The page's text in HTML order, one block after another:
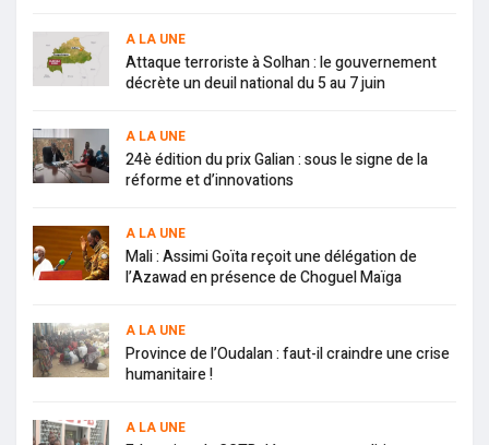
A LA UNE
Attaque terroriste à Solhan : le gouvernement
décrète un deuil national du 5 au 7 juin
A LA UNE
24è édition du prix Galian : sous le signe de la
réforme et d’innovations
A LA UNE
Mali : Assimi Goïta reçoit une délégation de
l’Azawad en présence de Choguel Maïga
A LA UNE
Province de l’Oudalan : faut-il craindre une crise
humanitaire !
A LA UNE